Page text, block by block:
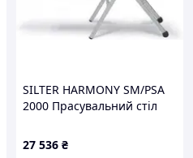
SILTER HARMONY SM/PSA
2000 Прасувальний стіл
27 536 ₴